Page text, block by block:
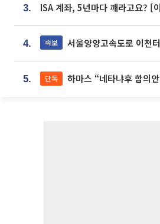
3. ISA 계좌, 5년마다 깨라고요? [
4. 속보 서울양양고속도로 이천
5. 단독 하마스 “네타냐후 합의안 거절,